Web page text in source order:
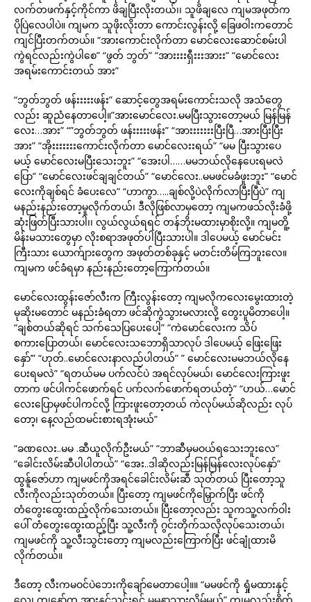
လက်တဖက်နှင့်ကိုင်ကာ ဖိချပြီးလိုးတယ်၊၊ သူဖိချလေ ကျမအဖုတ်က
ပိုပြဲလေပါပဲ။ ကျမက သူဖိုးလိုးတာ ကောင်းလွန်းလို့ ခြေဖဝါးကတောင်
ကျင်ပြီးတက်တယ်။ “အားကောင်းလိုက်တာ မောင်လေးဆောင်စမ်းပါ
ကွဲရင်လည်းကွဲပါစေ” “ဖွတ် ဘွတ်” “အားးးးရှီးးးအားး” “မောင်လေး
အရမ်းကောင်းတယ် အား”
“ဘွတ်ဘွတ် ဖန်းးးးးဖန်း” ဆောင့်တွေအရမ်းကောင်းသလို အသံတွေ
လည်း ဆူညံနေတာပေါ့။”အားမောင်လေး.မမပြီးသွားတော့မယ် မြန်မြန်
လေး…အား” “”ဘွတ်ဘွတ် ဖန်းးးးးဖန်း” “အားးးးးးးပြီးပြီ…အားပြီးပြီး
အား” “အိုးးးးးးးကောင်းလိုက်တာ မောင်လေးးရယ်” “မမ ပြီးသွားပေ
မယ့် မောင်လေးမပြီးသေးဘူး” “အေးပါ……မမဘယ်လိုနေပေးရမလဲ
ပြော” “မောင်လေးဖင်ချချင်တယ်” “မောင်လေး..မမဖင်မခံဖူးဘူး” “မောင်
လေးကိုချစ်ရင် ခံပေးလေ” “ဟာကွာ…..ချစ်လို့ပဲလိုက်လာပြီးပြီပဲ” ကျ
မနည်းနည်းတော့မူလိုက်တယ်၊ ဒီလိုဖြစ်လာမှတော့ ကျမကဖသ်လိုးခံဖို့
ဆုံးဖြတ်ပြီးသားပါ၊၊ လွယ်လွယ်ရရင် တန်ဘိုးမထားမှာစိုးလို့။ ကျမတိူ့
မိန်းမသားတွေမှာ လိုးစရာအဖုတ်ပါပြီးသားပါ။ ဒါပေမယ့် မောင်မင်း
ကြီးသား ယောက်ျားတွေက အဖုတ်တစ်ခုနှင့် မတင်းတိမ်ကြဘူးလေ။
ကျမက ဖင်ခံရမှာ နည်းနည်းတော့ကြောက်တယ်။
မောင်လေးထွန်းဇော်လီးက ကြီးလွန်းတော့ ကျမလိုကလေးမွေးထားတဲ့
မုဆိုးမတောင် မနည်းခံရတာ ဖင်ဆိုကွဲသွားမလားလို့ တွေးပူမိတာပေါ့။
“ချစ်တယ်ဆိုရင် သက်သေပြပေးပေါ့” “ကဲမောင်လေးက သိပ်
စကားပြောတယ်၊ မောင်လေးသဘောရှိသာလုပ် ဒါပေမယ့် ဖြေးဖြေး
နှော်’” “ဟုတ်..မောင်လေးနာလည်ပါတယ်” ” မောင်လေးမမဘယ်လိုနေ
ပေးရမလဲ” “ရတယ်မမ ပက်လင်ပဲ အရင်လုပ်မယ်၊ မောင်လေးကြားဖူး
တာက ဖင်ပါကင်ဖောက်ရင် ပက်လက်ဖောက်ရတယ်တဲ့” “ဟယ်…မောင်
လေးပြောမှဖင်ပါကင်လို့ ကြားဖူးတော့တယ် ကဲလုပ်မယ်ဆိုလည်း လုပ်
တော့၊ နေ့လည်ထမင်းစားရအုံးမယ်”
“ခဏလေး..မမ .ဆီယူလိုက်ဦးမယ်” “ဘာဆီမှမဝယ်ရသေးဘူးလေ”
“ခေါင်းလိမ်းဆီပါပါတယ်” “အေး..ဒါဆိုလည်းမြန်မြန်လေးလုပ်နှော်”
ထွန်ူဇော်ဟာ ကျမဖင်ကိုအရင်ခေါင်းလိမ်းဆီ သုတ်တယ် ပြီးတော့သူ
လီးကိုလည်းသုတ်တယ်။ ပြီးတော့ ကျမဖင်ကိုမြှောက်ပြီး ဖင်ကို
တံတွေးထွေးထည့်လိုက်သေးတယ်။ ပြီးတော့လည်း သူကသူ့လက်ဝါး
ပေါ် တံတွေးထွေးထည့်ပြီး သူ့လီးကို ဂွင်းတိုက်သလိုလုပ်သေးတယ်၊
ကျမဖင်ကို သူ့လီးသွင်းတော့ ကျမလည်းကြောက်ပြီး ဖင်ချုံထားမိ
လိုက်တယ်။
ဒီတော့ လီးကမဝင်ပဲဘေးကိုချော်မေတာပေါ့။။ “မမဖင်ကို ရှုံမထားနှင့်